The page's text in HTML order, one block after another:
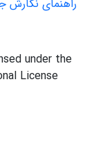
راهنمای نگارش
under the
License